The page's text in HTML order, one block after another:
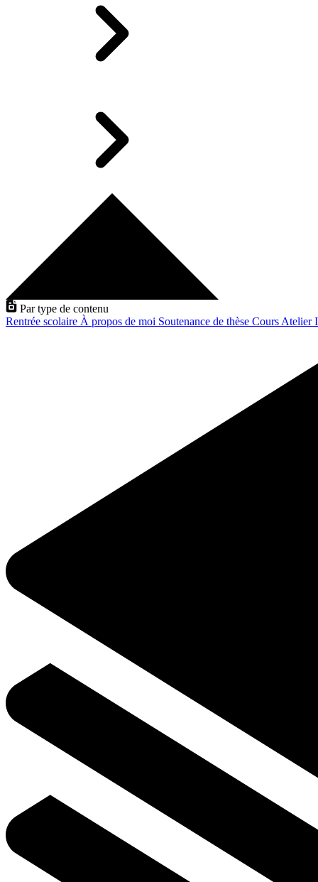
Par type de contenu
Rentrée scolaire À propos de moi Soutenance de thèse Cours Atelier